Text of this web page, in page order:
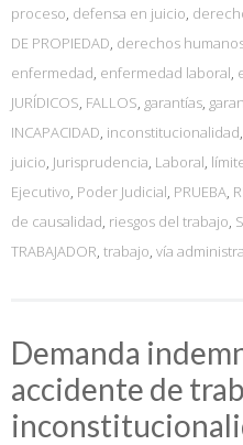
proceso, defensa en juicio,
DE PROPIEDAD, derechos
enfermedad, enfermedad laboral,
JURÍDICOS, FALLOS, garantías,
INCAPACIDAD, inconstitucionalidad,
juicio, Jurisprudencia, Laboral,
Ejecutivo, Poder Judicial, PRUEBA,
de causalidad, riesgos del trabajo,
TRABAJADOR, trabajo, vía
Demanda
accidente de